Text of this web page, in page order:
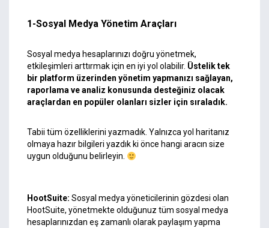
1-Sosyal Medya Yönetim Araçları
Sosyal medya hesaplarınızı doğru yönetmek,
etkileşimleri arttırmak için en iyi yol olabilir. Üstelik tek
bir platform üzerinden yönetim yapmanızı sağlayan,
raporlama ve analiz konusunda desteğiniz olacak
araçlardan en popüler olanları sizler için sıraladık.
Tabii tüm özelliklerini yazmadık. Yalnızca yol haritanız
olmaya hazır bilgileri yazdık ki önce hangi aracın size
uygun olduğunu belirleyin.
HootSuite: Sosyal medya yöneticilerinin gözdesi olan
HootSuite, yönetmekte olduğunuz tüm sosyal medya
hesaplarınızdan eş zamanlı olarak paylaşım yapma